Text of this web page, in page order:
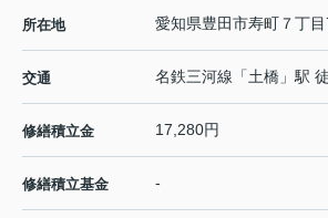
所在地 愛知県豊田市寿町 ７丁
交通 名鉄三河線 「土橋 」駅
修繕積立金 17,280円
修繕積立基金 -